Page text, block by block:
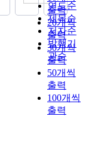
연도순
제목순
저자순
발행기
관순
출력
20개씩
출력
30개씩
출력
50개씩
출력
100개씩
출력